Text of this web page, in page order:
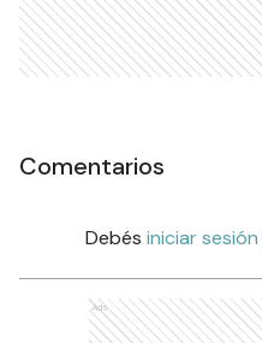
Comentarios
Debés iniciar sesión
Ads